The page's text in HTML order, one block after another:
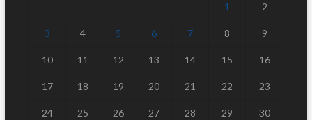
1 2
3 4 5 6 7 8 9
10 11 12 13 14 15 16
17 18 19 20 21 22 23
24 25 26 27 28 29 30